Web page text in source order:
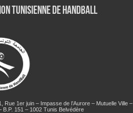
tunisienne de Handball
Rue 1er juin – Impasse de l’Aurore – Mutuelle Ville –
B.P. 151 – 1002 Tunis Belvédère